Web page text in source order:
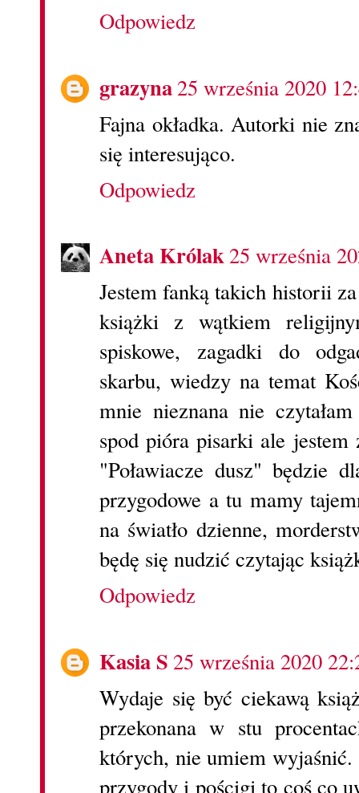
Odpowiedz
grazyna25 września 2020
Fajna okładka. Autorki nie
się interesująco.
Odpowiedz
Aneta Królak25 września
Jestem fanką takich historii
książki z wątkiem
spiskowe, zagadki do
skarbu, wiedzy na temat
mnie nieznana nie
spod pióra pisarki ale
"Poławiacze dusz" będzie
przygodowe a tu mamy
na światło dzienne,
będę się nudzić czytając
Odpowiedz
Kasia S 25 września 2020
Wydaje się być ciekawą
przekonana w stu
których, nie umiem
przygody i pościgi to coś co